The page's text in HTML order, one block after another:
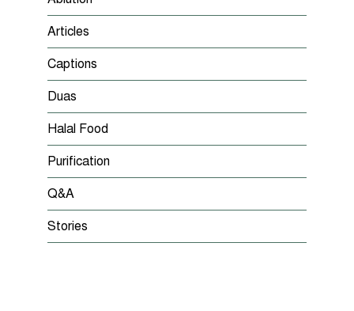
Articles
Captions
Duas
Halal Food
Purification
Q&A
Stories